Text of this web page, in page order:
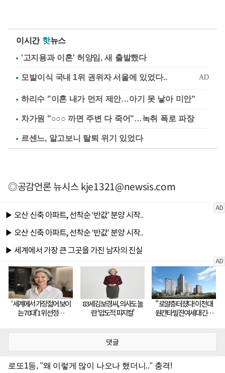
이시간 핫뉴스
'고지용과 이혼' 허양임, 새 출발했다
하리수 "이혼 내가 먼저 제안…아기 못 낳아 미안"
차가원 "○○○ 까면 주변 다 죽어"…녹취 폭로 파장
르센느, 알고보니 탈퇴 위기 있었다
◎공감언론 뉴시스kje1321@newsis.com
댓글